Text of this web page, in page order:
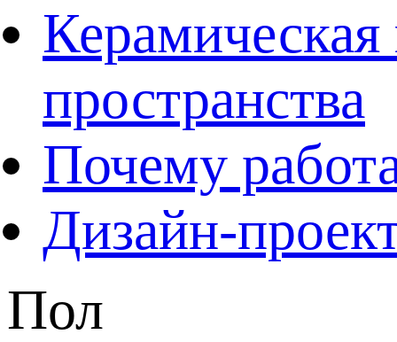
пространства
Почему
Дизайн-
Пол